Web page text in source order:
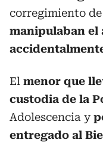
corregimiento
manipulaban el
El menor que
custodia de la
Adolescencia y
entregado al